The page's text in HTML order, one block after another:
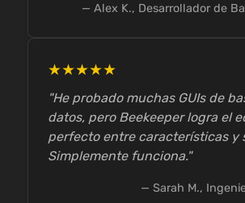
— Alex K., Desarrollador de
★★★★★
"He probado muchas GUIs de
datos, pero Beekeeper logra el
perfecto entre características y
Simplemente funciona."
— Sarah M.,